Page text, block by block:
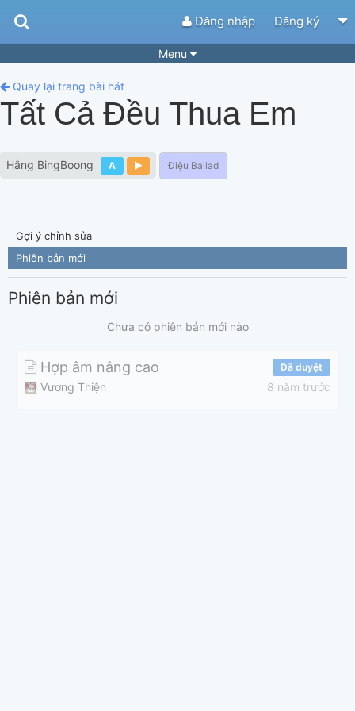
Đăng nhập Đăng ký
Menu
Bài hát
Playlist Hợp âm
Tìm theo hợp âm
Khóa học
Tắt quảng cáo
Quay lại trang bài hát
Tất Cả Đều Thua Em
Hằng BingBoong A Điệu Ballad
Gợi ý chỉnh sửa
Phiên bản mới
Phiên bản mới
Chưa có phiên bản mới nào
Hợp âm nâng cao Đã duyệt
Vương Thiện 8 năm trước